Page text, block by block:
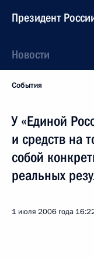
Президент
Новости
События
У «Единой
и средств на
собой
реальных
1 июля 2006 года